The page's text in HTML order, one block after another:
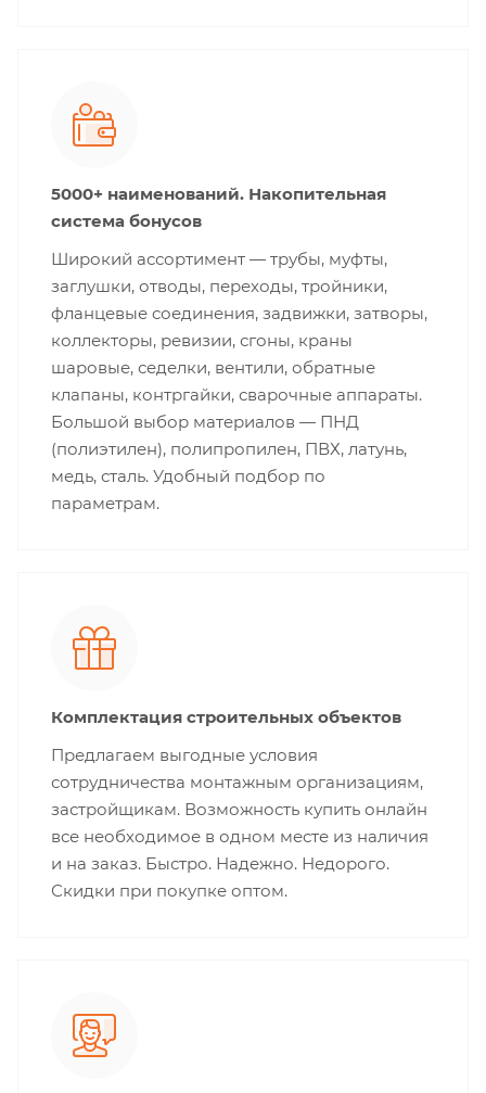
5000+ наименований. Накопительная
система бонусов
Широкий ассортимент — трубы, муфты,
заглушки, отводы, переходы, тройники,
фланцевые соединения, задвижки, затворы,
коллекторы, ревизии, сгоны, краны
шаровые, седелки, вентили, обратные
клапаны, контргайки, сварочные аппараты.
Большой выбор материалов — ПНД
(полиэтилен), полипропилен, ПВХ, латунь,
медь, сталь. Удобный подбор по
параметрам.
Комплектация строительных объектов
Предлагаем выгодные условия
сотрудничества монтажным организациям,
застройщикам. Возможность купить онлайн
все необходимое в одном месте из наличия
и на заказ. Быстро. Надежно. Недорого.
Скидки при покупке оптом.